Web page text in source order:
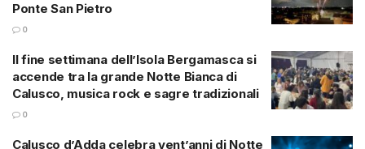
Ponte San Pietro
0
Il fine settimana dell’Isola Bergamasca si
accende tra la grande Notte Bianca di
Calusco, musica rock e sagre tradizionali
0
Calusco d’Adda celebra vent’anni di Notte